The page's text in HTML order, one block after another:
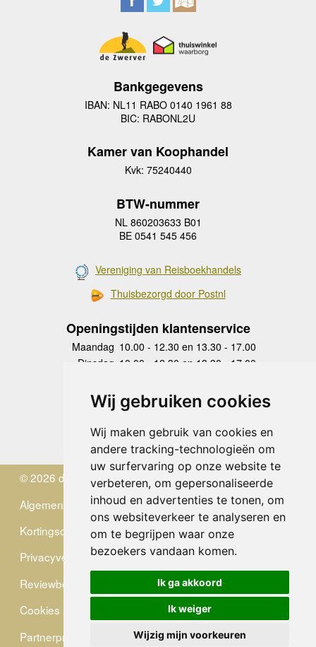
Wij gebruiken cookies
Wij maken gebruik van cookies en
andere tracking-technologieën om
uw surfervaring op onze website te
verbeteren, om gepersonaliseerde
inhoud en advertenties te tonen, om
ons websiteverkeer te analyseren en
om te begrijpen waar onze
bezoekers vandaan komen.
Ik ga akkoord
Ik weiger
Wijzig mijn voorkeuren
Bankgegevens
IBAN: NL11 RABO 0140 1961 88
BIC: RABONL2U
Kamer van Koophandel
Kvk: 75240440
BTW-nummer
NL 860203633 B01
BE 0541 545 456
Vereniging van Reisboekhandels
Thuisbezorgd door Postnl
Openingstijden klantenservice
Maandag 10.00 - 12.30 en 13.30 - 17.00
Dinsdag 10.00 - 12.30 en 13.30 - 17.00
Donderdag
10.00 - 12.30 en 13.30 - 17.00
Vrijdag 10.00 - 12.30 en 13.30 - 17.00
Zaterdag
gesloten
Zondag gesloten
© 2026 de Zwerver
Algemene Voorwaarden
Kortingscode
Privacyverklaring
Reviewbeleid
Cookies
Partnerprogramma